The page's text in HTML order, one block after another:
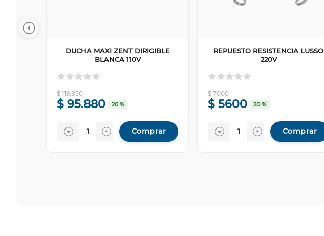
DUCHA MAXI ZENT DIRIGIBLE
BLANCA 110V
$ 119.850
$ 95.880 20 %
Comprar
REPUESTO RESISTENCIA LUSSO
220V
$ 7000
$ 5600 20 %
Comprar